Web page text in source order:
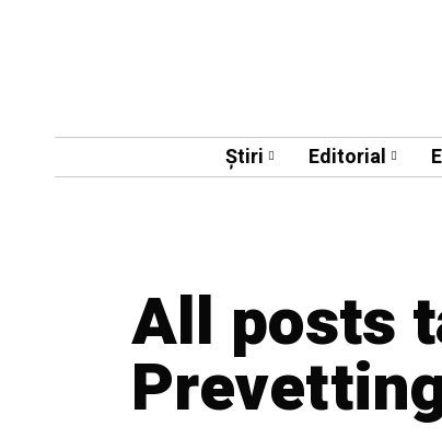
Știri Editorial
All posts